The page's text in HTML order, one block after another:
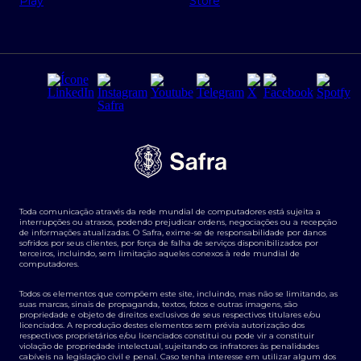
Regras e Parâmetros de Atuação Banco Safra
Segurança da Informação
Tarifas e serviços Pessoa Física
Transparência de remuneração
Termos e Condições para Portabilidade de Investimento
Derivativos
Agronegócios
Toda comunicação através da rede mundial de computadores está sujeita a
interrupções ou atrasos, podendo prejudicar ordens, negociações ou a recepção
de informações atualizadas. O Safra, exime-se de responsabilidade por danos
sofridos por seus clientes, por força de falha de serviços disponibilizados por
terceiros, incluindo, sem limitação aqueles conexos à rede mundial de
computadores.
Todos os elementos que compõem este site, incluindo, mas não se limitando, as
suas marcas, sinais de propaganda, textos, fotos e outras imagens, são
propriedade e objeto de direitos exclusivos de seus respectivos titulares e/ou
licenciados. A reprodução destes elementos sem prévia autorização dos
respectivos proprietários e/ou licenciados constitui ou pode vir a constituir
violação de propriedade intelectual, sujeitando os infratores às penalidades
cabíveis na legislação civil e penal. Caso tenha interesse em utilizar algum dos